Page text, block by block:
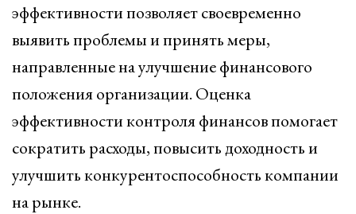
эффективности позволяет своевременно
выявить проблемы и принять меры,
направленные на улучшение финансового
положения организации. Оценка
эффективности контроля финансов помогает
сократить расходы, повысить доходность и
улучшить конкурентоспособность компании
на рынке.